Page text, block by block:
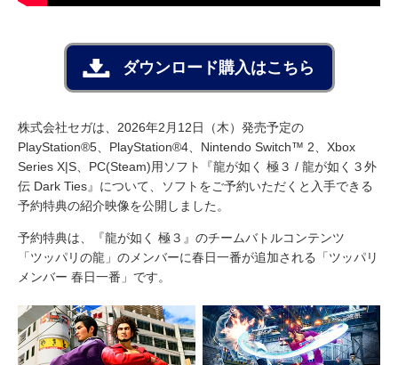
ダウンロード購入はこちら
株式会社セガは、2026年2月12日（木）発売予定の
PlayStation®5、PlayStation®4、Nintendo Switch™ 2、Xbox
Series X|S、PC(Steam)用ソフト『龍が如く 極３ / 龍が如く３外
伝 Dark Ties』について、ソフトをご予約いただくと入手できる
予約特典の紹介映像を公開しました。
予約特典は、『龍が如く 極３』のチームバトルコンテンツ
「ツッパリの龍」のメンバーに春日一番が追加される「ツッパリ
メンバー 春日一番」です。